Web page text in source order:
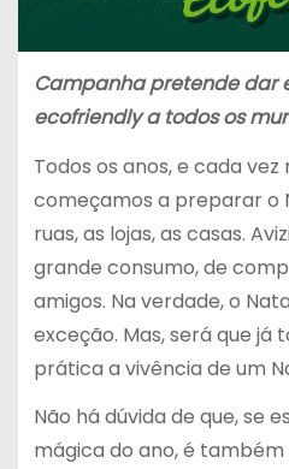
Campanha pretende dar
ecofriendly a todos os
Todos os anos, e cada vez
começamos a preparar o
ruas, as lojas, as casas.
grande consumo, de
amigos. Na verdade, o
exceção. Mas, será que já
prática a vivência de um
Não há dúvida de que, se
mágica do ano, é